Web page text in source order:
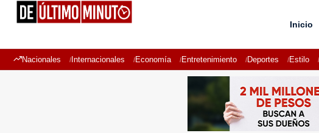
Inicio
Nacionales Internacionales Economía Entretenimiento Deportes Estilo